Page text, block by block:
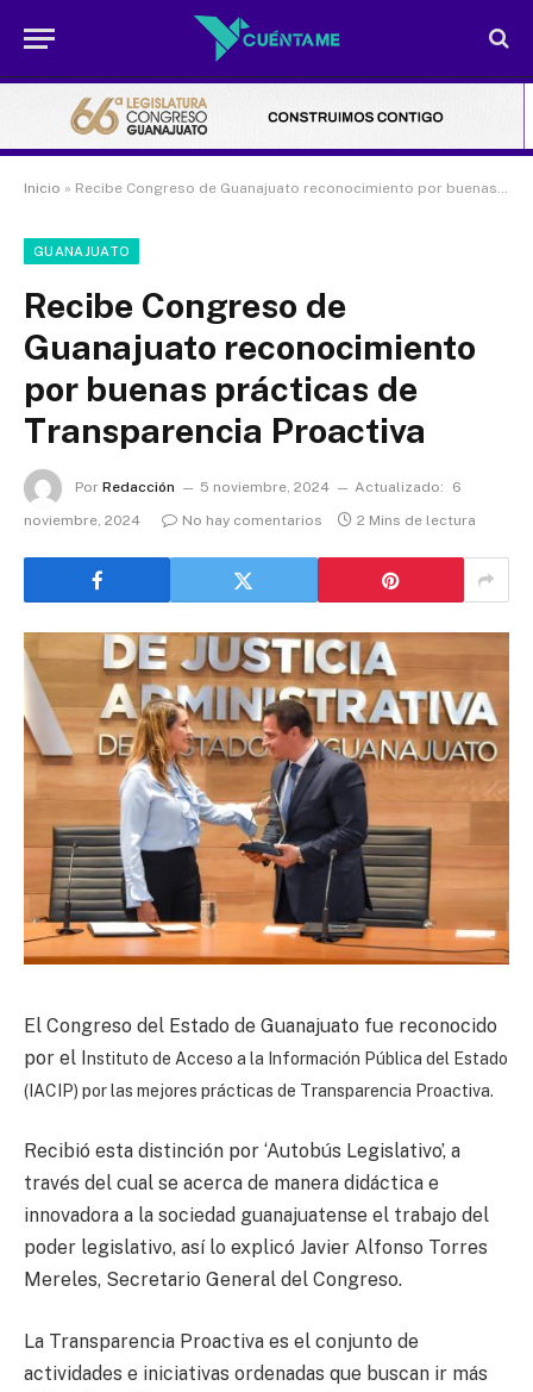
Inicio » Recibe Congreso de Guanajuato reconocimiento por buenas prácticas de Transparencia Proactiva
GUANAJUATO
Recibe Congreso de
Guanajuato reconocimiento
por buenas prácticas de
Transparencia Proactiva
Por Redacción 5 noviembre, 2024 Actualizado:
6
noviembre, 2024
No hay comentarios 2 Mins de lectura
El Congreso del Estado de Guanajuato fue reconocido
por el Instituto de Acceso a la Información Pública del Estado
(IACIP) por las mejores prácticas de Transparencia Proactiva.
Recibió esta distinción por ‘Autobús Legislativo’, a
través del cual se acerca de manera didáctica e
innovadora a la sociedad guanajuatense el trabajo del
poder legislativo, así lo explicó Javier Alfonso Torres
Mereles, Secretario General del Congreso.
La Transparencia Proactiva es el conjunto de
actividades e iniciativas ordenadas que buscan ir más